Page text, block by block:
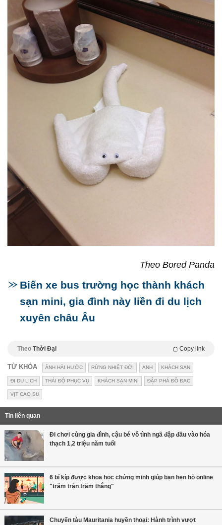
Theo Bored Panda
Biến xe bus trường học thành khách
sạn mini, gia đình này liền đi du lịch
xuyên châu Âu
Theo Thời Đại Copy link
TỪ KHÓA ẢNH HÀI HƯỚC RỪNG NHIỆT ĐỚI ANH KHÁCH SẠN
ĐI DU LỊCH THÁI ĐỘ PHỤC VỤ KHÁCH SẠN MINI ĐẬP PHÁ ĐỒ ĐẠC
VỊT CAO SU
Tin liên quan
Đi chơi cùng gia đình, cậu bé vô tình ngã đập đầu vào hóa
thạch 1,2 triệu năm tuổi
6 bí kíp được khoa học chứng minh giúp bạn hẹn hò online
"trăm trận trăm thắng"
Chuyến tàu Mauritania huyền thoại: Hành trình vượt